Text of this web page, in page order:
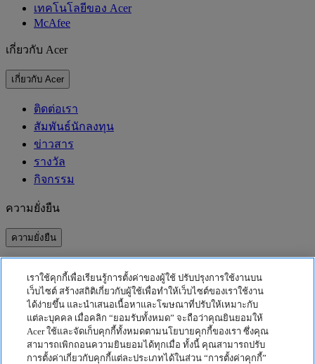
เทคโนโลยีของ Acer
McAfee
เกี่ยวกับ Acer
เกี่ยวกับ Acer
ติดต่อเรา
สัมพันธ์นักลงทุน
ข่าวสาร
รางวัล
กิจกรรม
ความยั่งยืน
ความยั่งยืน
คาร์บอนฟุตพริ้นท์ของผลิตภัณฑ์
Project Humanity
Earthion
นโยบายความเป็นส่วนตัว
นโยบายเกี่ยวกับคุกกี้
เราใช้คุกกี้เพื่อเรียนรู้การตั้งค่าของผู้ใช้ ปรับปรุงการใช้งานบน
เว็บไซต์ สร้างสถิติเกี่ยวกับผู้ใช้เพื่อทำให้เว็บไซต์ของเราใช้งาน
ได้ง่ายขึ้น และนำเสนอเนื้อหาและโฆษณาที่ปรับให้เหมาะกับ
แต่ละบุคคล เมื่อคลิก “ยอมรับทั้งหมด” จะถือว่าคุณยินยอมให้
Acer ใช้และจัดเก็บคุกกี้ทั้งหมดตามนโยบายคุกกี้ของเรา ซึ่งคุณ
สามารถเพิกถอนความยินยอมได้ทุกเมื่อ ทั้งนี้ คุณสามารถปรับ
การตั้งค่าเกี่ยวกับคุกกี้แต่ละประเภทได้ในส่วน “การตั้งค่าคุกกี้”